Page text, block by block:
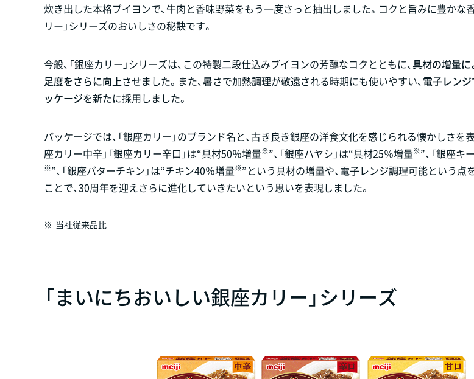
炊き出した本格ブイヨンで、牛肉と香味野菜をもう一度さっと抽出しました。コクと旨みに豊かな
リー」シリーズのおいしさの秘訣です。
今般、「銀座カリー」シリーズは、この特製二段仕込みブイヨンの芳醇なコクとともに、 具材の増量
足度をさらに向上させました。また、暑さで加熱調理が敬遠される時期にも使いやすい、 電子レン
ッケージを新たに採用しました。
パッケージでは、「銀座カリー」のブランド名と、古き良き銀座の洋食文化を感じられる懐かしさを
座カリー中辛」「銀座カリー辛口」は“具材50％増量※”、「銀座ハヤシ」は“具材25％増量※”、「銀座
※”、「銀座バターチキン」は“チキン40％増量※”という具材の増量や、電子レンジ調理可能という点
ことで、30周年を迎えさらに進化していきたいという思いを表現しました。
※ 当社従来品比
「まいにちおいしい銀座カリー」シリーズ